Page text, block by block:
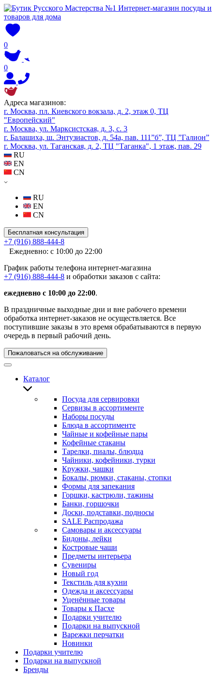
0
0
Адреса магазинов:
г. Москва, пл. Киевского вокзала, д. 2, этаж 0, ТЦ
"Европейский"
г. Москва, ул. Марксистская, д. 3, с. 3
г. Балашиха, ш. Энтузиастов, д. 54а, пав. 111”б”, ТЦ ”Галион”
г. Москва, ул. Таганская, д. 2, ТЦ "Таганка", 1 этаж, пав. 29
RU
EN
CN
RU
EN
CN
Бесплатная консультация
+7 (916) 888-444-8
Ежедневно: с 10:00 до 22:00
График работы телефона интернет-магазина
+7 (916) 888-444-8 и обработки заказов с сайта:
ежедневно с 10:00 до 22:00.
В праздничные выходные дни и вне рабочего времени
обработка интернет-заказов не осуществляется. Все
поступившие заказы в это время обрабатываются в первую
очередь в первый рабочий день.
Пожаловаться на обслуживание
Каталог
Посуда для сервировки
Сервизы в ассортименте
Наборы посуды
Блюда в ассортименте
Чайные и кофейные пары
Кофейные стаканы
Тарелки, пиалы, блюдца
Чайники, кофейники, турки
Кружки, чашки
Бокалы, рюмки, стаканы, стопки
Формы для запекания
Горшки, кастрюли, тажины
Банки, горшочки
Доски, подставки, подносы
SALE Распродажа
Самовары и аксессуары
Бидоны, лейки
Костровые чаши
Предметы интерьера
Сувениры
Новый год
Текстиль для кухни
Одежда и аксессуары
Уценённые товары
Товары к Пасхе
Подарки учителю
Подарки на выпускной
Варежки перчатки
Новинки
Подарки учителю
Подарки на выпускной
Бренды